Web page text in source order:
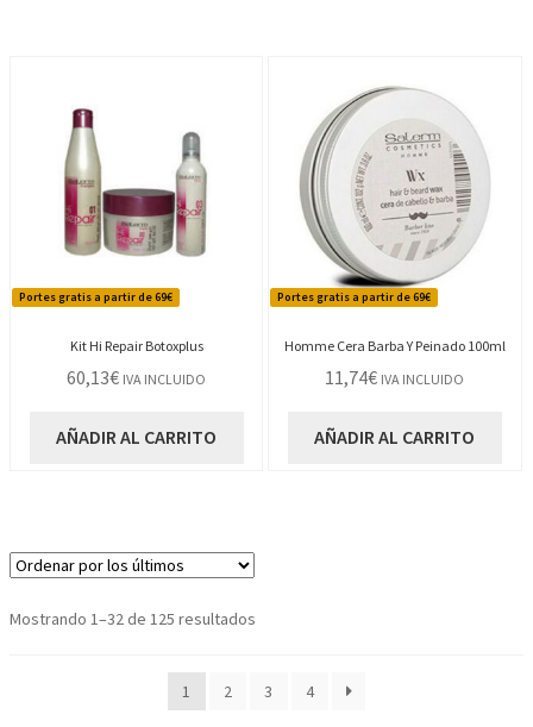
Portes gratis a partir de 69€
Kit Hi Repair Botoxplus
60,13€ IVA INCLUIDO
AÑADIR AL CARRITO
Portes gratis a partir de 69€
Homme Cera Barba Y Peinado 100ml
11,74€ IVA INCLUIDO
AÑADIR AL CARRITO
Mostrando 1–32 de 125 resultados
últimos
1 2 3 4